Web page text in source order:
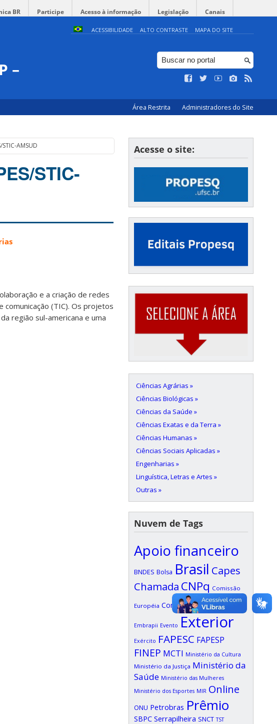
BR Participe Acesso à informação Legislação Canais
ACESSIBILIDADE ALTO CONTRASTE MAPA DO SITE
–
Área Restrita Administradores do Site
AMSUD
STIC-
e a criação de redes
(TIC). Os projetos
região sul-americana e uma
Acesse o site:
Ciências Agrárias »
Ciências Biológicas »
Ciências da Saúde »
Ciências Exatas e da Terra »
Ciências Humanas »
Ciências Sociais Aplicadas »
Engenharias »
Linguística, Letras e Artes »
Outras »
Nuvem de Tags
Apoio financeiro
BNDES Bolsa Brasil Capes
Chamada CNPq Comissão
Européia Confap Edital EDUFI
Embrapii Evento Exterior
Exército FAPESC FAPESP
FINEP MCTI Ministério da Cultura
Ministério da Justiça Ministério da
Saúde Ministério das Mulheres
Ministério dos Esportes MIR Online
ONU Petrobras Prêmio
SBPC Serrapilheira SNCT TST